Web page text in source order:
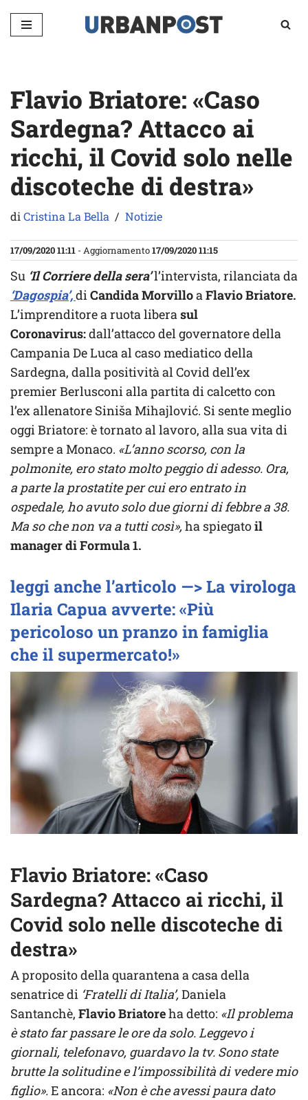
Vai
Flavio Briatore: «Caso
Sardegna? Attacco ai
ricchi, il Covid solo nelle
discoteche di destra»
diCristina La Bella Notizie
17/09/2020 11:11 - Aggiornamento17/09/2020 11:15
Su ‘Il Corriere della sera’l’intervista, rilanciata da
‘Dagospia’,diCandida MorvilloaFlavio Briatore.
L’imprenditore a ruota liberasul
Coronavirus:dall’attacco del governatore della
Campania De Luca al caso mediatico della
Sardegna, dalla positività al Covid dell’ex
premier Berlusconi alla partita di calcetto con
l’ex allenatore Siniša Mihajlović. Si sente meglio
oggi Briatore: è tornato al lavoro, alla sua vita di
sempre a Monaco. «L’anno scorso, con la
polmonite, ero stato molto peggio di adesso. Ora,
a parte la prostatite per cui ero entrato in
ospedale, ho avuto solo due giorni di febbre a 38.
Ma so che non va a tutti così»,ha spiegatoil
manager di Formula 1.
leggi anche l’articolo —> La virologa
Ilaria Capua avverte: «Più
pericoloso un pranzo in famiglia
che il supermercato!»
Flavio Briatore: «Caso
Sardegna? Attacco ai ricchi, il
Covid solo nelle discoteche di
destra»
A proposito della quarantena a casa della
senatrice di ‘Fratelli di Italia’,Daniela
Santanchè, Flavio Briatoreha detto: «Il problema
è stato far passare le ore da solo. Leggevo i
giornali, telefonavo, guardavo la tv. Sono state
brutte la solitudine e l’impossibilità di vedere mio
figlio».E ancora: «Non è che avessi paura dato